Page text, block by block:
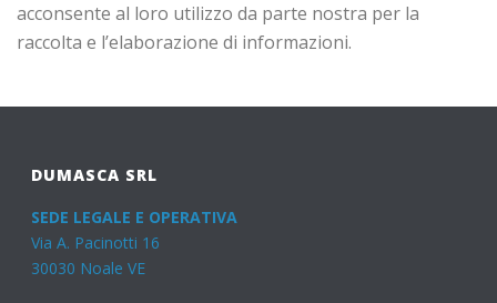
acconsente al loro utilizzo da parte nostra per la
raccolta e l’elaborazione di informazioni.
DUMASCA SRL
SEDE LEGALE E OPERATIVA
Via A. Pacinotti 16
30030 Noale VE